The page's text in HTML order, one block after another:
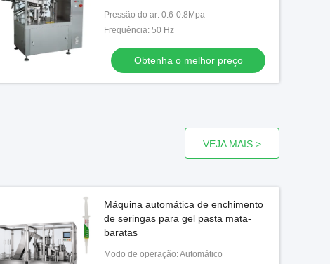
tubos e creme de vedação
Obtenha o melhor preço
Pressão do ar: 0.6-0.8Mpa
Frequência: 50 Hz
Obtenha o melhor preço
VEJA MAIS >
Máquina automática de enchimento
de seringas para gel pasta mata-
baratas
Modo de operação: Automático